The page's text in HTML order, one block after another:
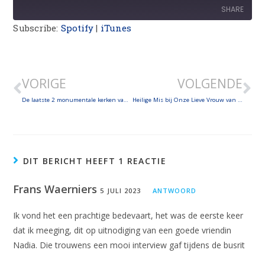
SHARE
Subscribe: Spotify | iTunes
VORIGE
De laatste 2 monumentale kerken van Mechelen! Onze-Lieve-Vrouw over de Dijle & de Basiliek van Onze-Lieve-Vrouw van Hanswijk
VOLGENDE
Heilige Mis bij Onze Lieve Vrouw van Banneux – Homilie priester Karlo – Vreugdevolle getuigenissen van mede-bedevaarders én de jongste vrijwilliger van Radio Maria, de 10-jarige Matteo!
DIT BERICHT HEEFT 1 REACTIE
Frans Waerniers 5 JULI 2023 ANTWOORD
Ik vond het een prachtige bedevaart, het was de eerste keer
dat ik meeging, dit op uitnodiging van een goede vriendin
Nadia. Die trouwens een mooi interview gaf tijdens de busrit